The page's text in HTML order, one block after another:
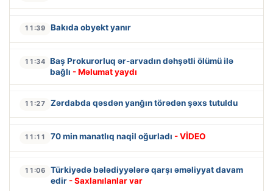
11:39 Bakıda obyekt yanır
11:34 Baş Prokurorluq ər-arvadın dəhşətli ölümü ilə
bağlı - Məlumat yaydı
11:27 Zərdabda qəsdən yanğın törədən şəxs tutuldu
11:11 70 min manatlıq naqil oğurladı - VİDEO
11:06
Türkiyədə bələdiyyələrə qarşı əməliyyat davam
edir - Saxlanılanlar var